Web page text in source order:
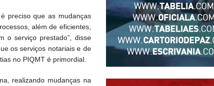
preciso que as mudanças
além de eficientes,
o serviço prestado”, disse
os serviços notariais e de
no PIQMT é primordial.
realizando mudanças na